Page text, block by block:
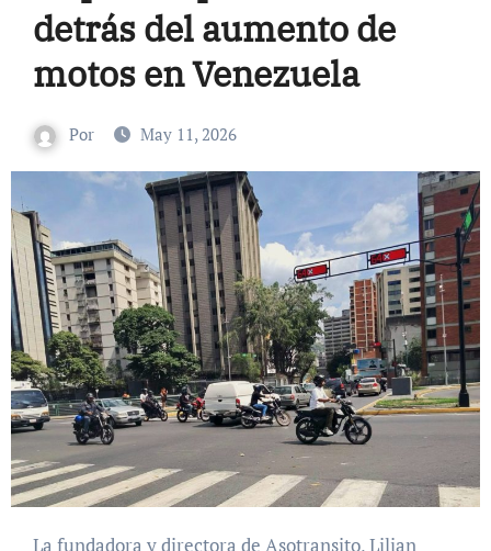
detrás del aumento de
motos en Venezuela
Por May 11, 2026
La fundadora y directora de Asotransito, Lilian